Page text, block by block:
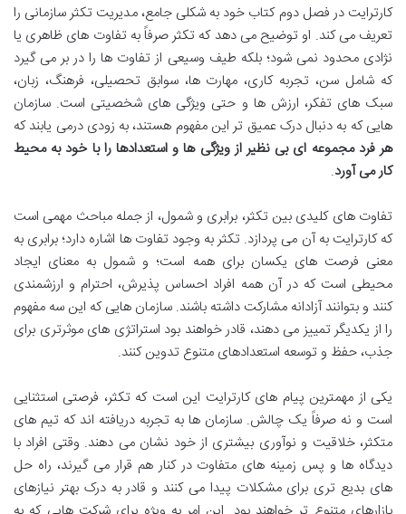
کارترایت در فصل دوم کتاب خود به شکلی جامع، مدیریت تکثر سازمانی را
تعریف می کند. او توضیح می دهد که تکثر صرفاً به تفاوت های ظاهری یا
نژادی محدود نمی شود؛ بلکه طیف وسیعی از تفاوت ها را در بر می گیرد
که شامل سن، تجربه کاری، مهارت ها، سوابق تحصیلی، فرهنگ، زبان،
سبک های تفکر، ارزش ها و حتی ویژگی های شخصیتی است. سازمان
هایی که به دنبال درک عمیق تر این مفهوم هستند، به زودی درمی یابند که
هر فرد مجموعه ای بی نظیر از ویژگی ها و استعدادها را با خود به محیط
کار می آورد.
تفاوت های کلیدی بین تکثر، برابری و شمول، از جمله مباحث مهمی است
که کارترایت به آن می پردازد. تکثر به وجود تفاوت ها اشاره دارد؛ برابری به
معنی فرصت های یکسان برای همه است؛ و شمول به معنای ایجاد
محیطی است که در آن همه افراد احساس پذیرش، احترام و ارزشمندی
کنند و بتوانند آزادانه مشارکت داشته باشند. سازمان هایی که این سه مفهوم
را از یکدیگر تمییز می دهند، قادر خواهند بود استراتژی های موثرتری برای
جذب، حفظ و توسعه استعدادهای متنوع تدوین کنند.
یکی از مهمترین پیام های کارترایت این است که تکثر، فرصتی استثنایی
است و نه صرفاً یک چالش. سازمان ها به تجربه دریافته اند که تیم های
متکثر، خلاقیت و نوآوری بیشتری از خود نشان می دهند. وقتی افراد با
دیدگاه ها و پس زمینه های متفاوت در کنار هم قرار می گیرند، راه حل
های بدیع تری برای مشکلات پیدا می کنند و قادر به درک بهتر نیازهای